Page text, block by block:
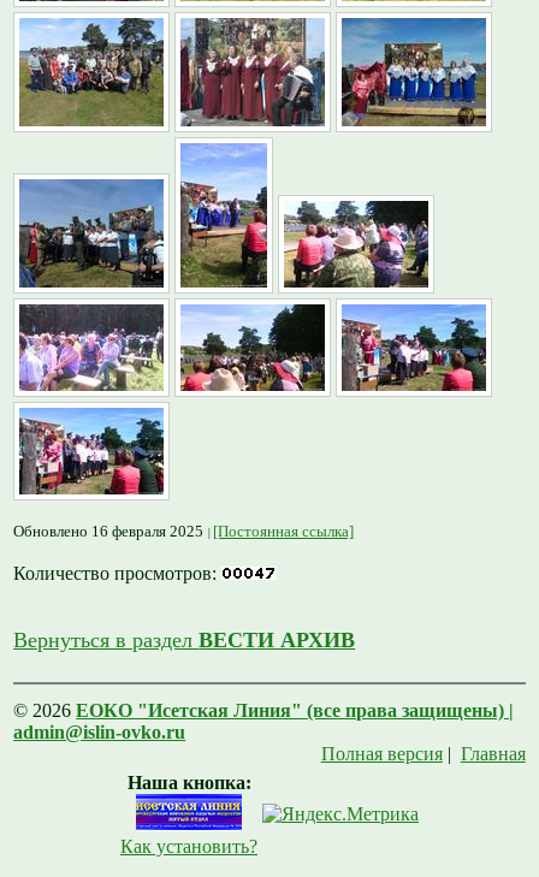
Обновлено 16 февраля 2025 [Постоянная ссылка]
Количество просмотров:
Вернуться в разделВЕСТИ АРХИВ
© 2026ЕОКО "Исетская Линия" (все права защищены) |
admin@islin-ovko.ru
Полная версия| Главная
Наша кнопка:
Как установить?